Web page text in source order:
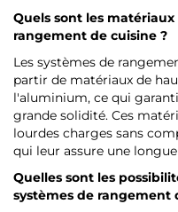
Quels sont les
rangement de cuisine ?
Les systèmes de
partir de matériaux de
l'aluminium, ce qui
grande solidité. Ces
lourdes charges sans
qui leur assure une
Quelles sont les
systèmes de rangement